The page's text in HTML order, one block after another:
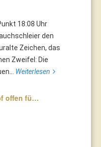
18:08 Uhr
den
Zeichen, das
Zweifel: Die
Weiterlesen
offen fü…